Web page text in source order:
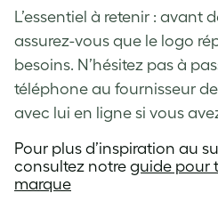
L’essentiel à retenir : avant
assurez-vous que le logo
besoins. N’hésitez pas à
téléphone au fournisseur
avec lui en ligne si vous
Pour plus d’inspiration au
consultez notre guide pour
marque